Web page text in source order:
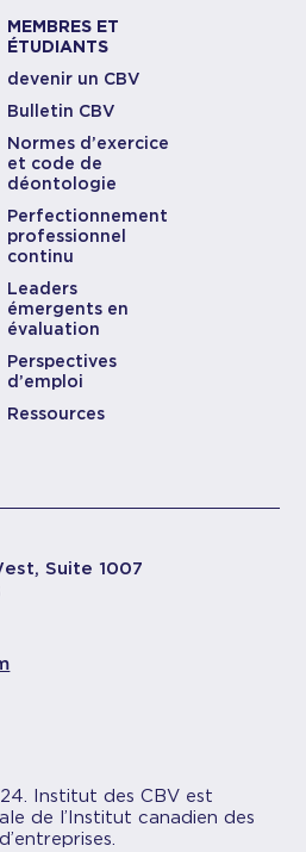
MEMBRES ET
ÉTUDIANTS
devenir un CBV
Bulletin CBV
Normes d’exercice
et code de
déontologie
Perfectionnement
professionnel
continu
Leaders
émergents en
évaluation
Perspectives
d’emploi
Ressources
Suite 1007
Institut des CBV est
de l’Institut canadien des